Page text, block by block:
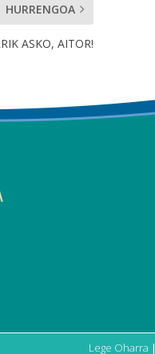
HURRENGOA
ASKO, AITOR!
Lege Oharra |